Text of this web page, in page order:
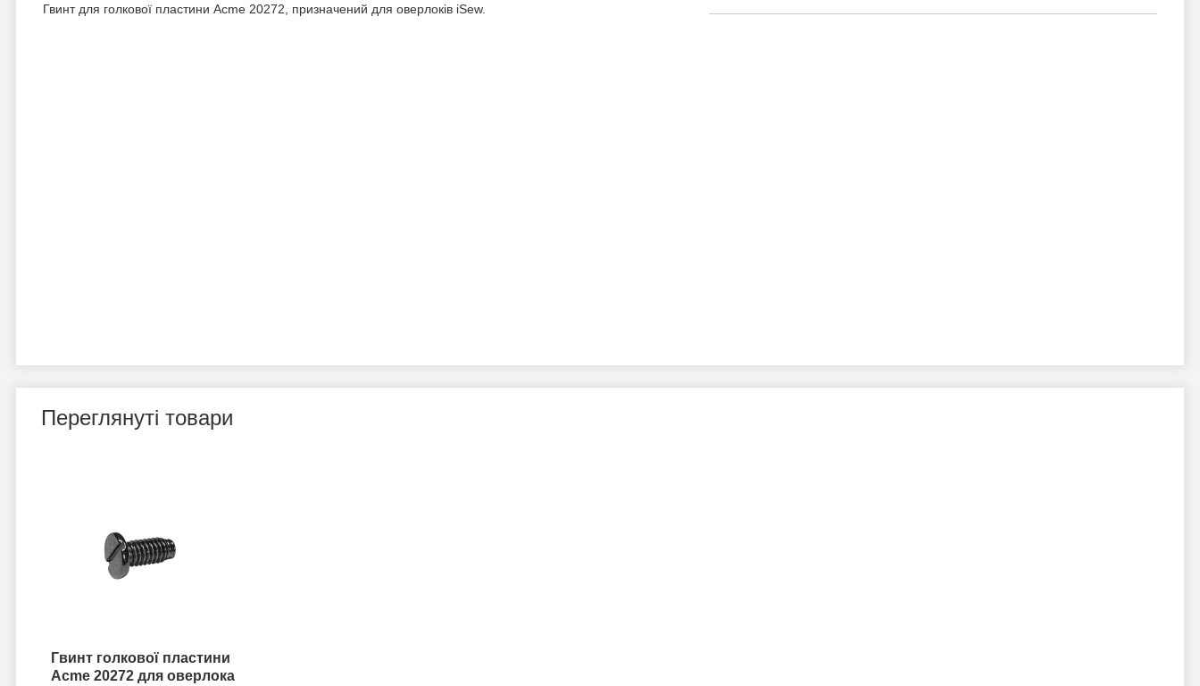
Гвинт для голкової пластини Acme 20272, призначений для оверлоків iSew.
Переглянуті товари
Гвинт голкової пластини
Acme 20272 для оверлока